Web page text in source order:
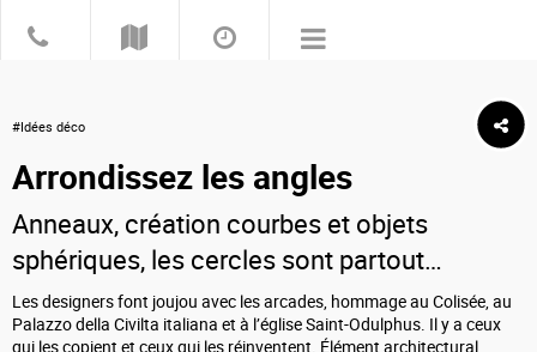
#Idées déco
Arrondissez les angles
Anneaux, création courbes et objets
sphériques, les cercles sont partout…
Les designers font joujou avec les arcades, hommage au Colisée, au
Palazzo della Civilta italiana et à l’église Saint-Odulphus. Il y a ceux
qui les copient et ceux qui les réinventent. Élément architectural